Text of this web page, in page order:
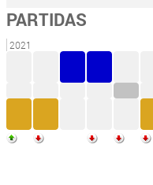
PARTIDAS
2021